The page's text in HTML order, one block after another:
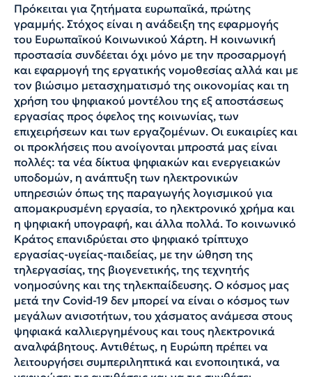
Πρόκειται για ζητήματα ευρωπαϊκά, πρώτης
γραμμής. Στόχος είναι η ανάδειξη της εφαρμογής
του Ευρωπαϊκού Κοινωνικού Χάρτη. Η κοινωνική
προστασία συνδέεται όχι μόνο με την προσαρμογή
και εφαρμογή της εργατικής νομοθεσίας αλλά και με
τον βιώσιμο μετασχηματισμό της οικονομίας και τη
χρήση του ψηφιακού μοντέλου της εξ αποστάσεως
εργασίας προς όφελος της κοινωνίας, των
επιχειρήσεων και των εργαζομένων. Οι ευκαιρίες και
οι προκλήσεις που ανοίγονται μπροστά μας είναι
πολλές: τα νέα δίκτυα ψηφιακών και ενεργειακών
υποδομών, η ανάπτυξη των ηλεκτρονικών
υπηρεσιών όπως της παραγωγής λογισμικού για
απομακρυσμένη εργασία, το ηλεκτρονικό χρήμα και
η ψηφιακή υπογραφή, και άλλα πολλά. Το κοινωνικό
Κράτος επανιδρύεται στο ψηφιακό τρίπτυχο
εργασίας-υγείας-παιδείας, με την ώθηση της
τηλεργασίας, της βιογενετικής, της τεχνητής
νοημοσύνης και της τηλεκπαίδευσης. Ο κόσμος μας
μετά την Covid-19 δεν μπορεί να είναι ο κόσμος των
μεγάλων ανισοτήτων, του χάσματος ανάμεσα στους
ψηφιακά καλλιεργημένους και τους ηλεκτρονικά
αναλφάβητους. Αντιθέτως, η Ευρώπη πρέπει να
λειτουργήσει συμπεριληπτικά και ενοποιητικά, να